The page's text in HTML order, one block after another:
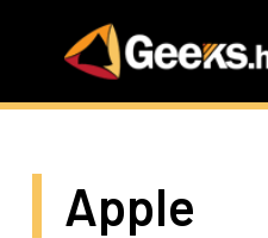
Apple